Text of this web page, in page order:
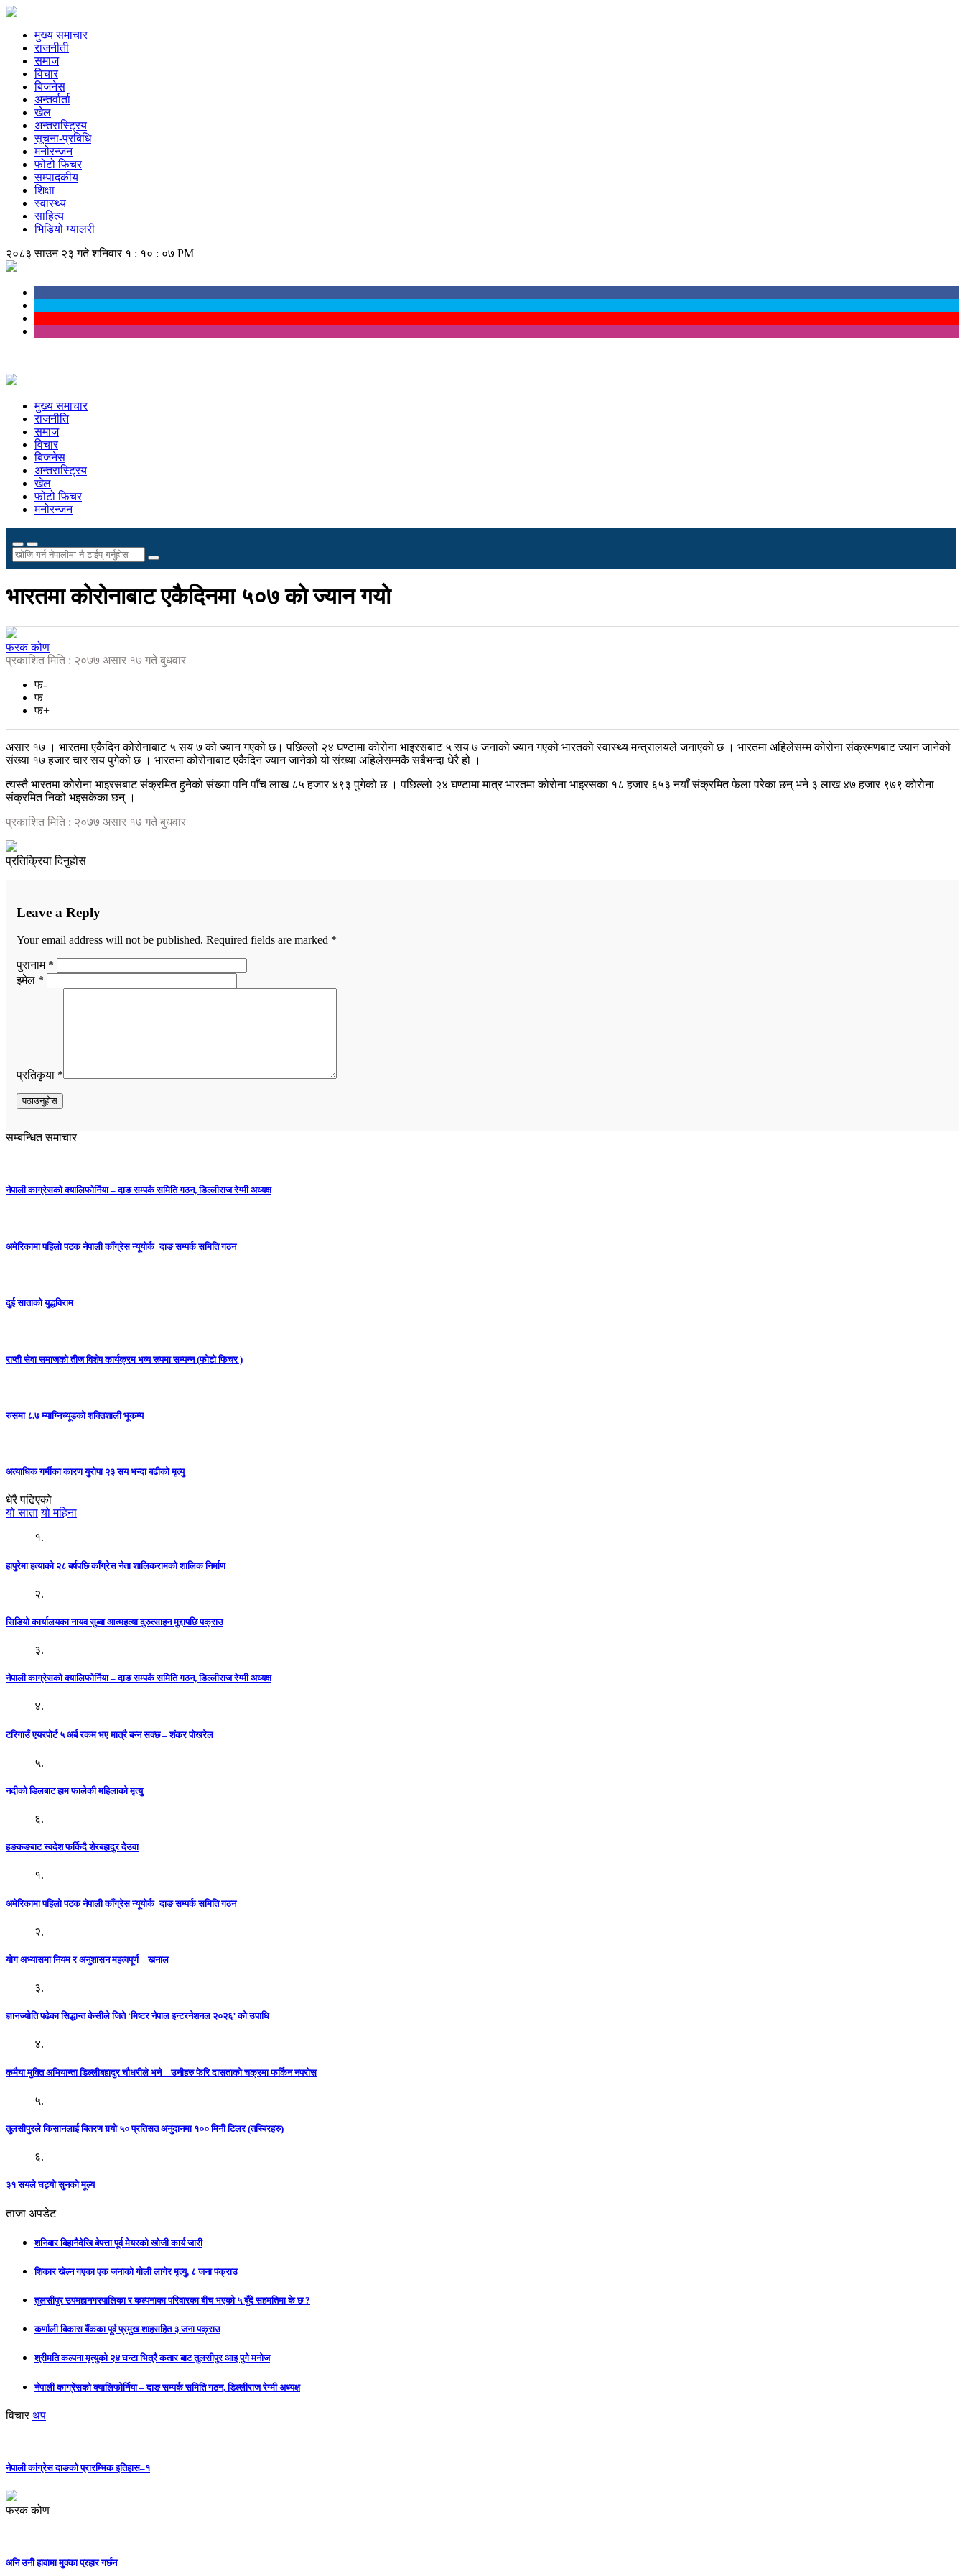
मुख्य समाचार
राजनीती
समाज
विचार
बिजनेस
अन्तर्वार्ता
खेल
अन्तरास्ट्रिय
सूचना-प्रबिधि
मनोरन्जन
फोटो फिचर
सम्पादकीय
शिक्षा
स्वास्थ्य
साहित्य
भिडियो ग्यालरी
२०८३ साउन २३ गते शनिवार १ : १० : ०७ PM
मुख्य समाचार
राजनीति
समाज
विचार
बिजनेस
अन्तरास्ट्रिय
खेल
फोटो फिचर
मनोरन्जन
भारतमा कोरोनाबाट एकैदिनमा ५०७ को ज्यान गयो
फरक कोण
प्रकाशित मिति : २०७७ असार १७ गते बुधवार
फ-
फ
फ+
असार १७ । भारतमा एकैदिन कोरोनाबाट ५ सय ७ को ज्यान गएको छ। पछिल्लो २४ घण्टामा कोरोना भाइरसबाट ५ सय ७ जनाको ज्यान गएको भारतको स्वास्थ्य मन्त्रालयले जनाएको छ । भारतमा अहिलेसम्म कोरोना संक्रमणबाट ज्यान जानेको
संख्या १७ हजार चार सय पुगेको छ । भारतमा कोरोनाबाट एकैदिन ज्यान जानेको यो संख्या अहिलेसम्मकै सबैभन्दा धेरै हो ।
त्यस्तै भारतमा कोरोना भाइरसबाट संक्रमित हुनेको संख्या पनि पाँच लाख ८५ हजार ४९३ पुगेको छ । पछिल्लो २४ घण्टामा मात्र भारतमा कोरोना भाइरसका १८ हजार ६५३ नयाँ संक्रमित फेला परेका छन् भने ३ लाख ४७ हजार ९७९ कोरोना
संक्रमित निको भइसकेका छन् ।
प्रकाशित मिति : २०७७ असार १७ गते बुधवार
प्रतिक्रिया दिनुहोस
Leave a Reply
Your email address will not be published. Required fields are marked *
पुरानाम *
इमेल *
प्रतिकृया *
सम्बन्धित समाचार
नेपाली काग्रेसको क्यालिफोर्निया – दाङ सम्पर्क समिति गठन, डिल्लीराज रेग्मी अध्यक्ष
अमेरिकामा पहिलो पटक नेपाली काँग्रेस न्यूयोर्क–दाङ सम्पर्क समिति गठन
दुई साताको युद्धविराम
राप्ती सेवा समाजको तीज विशेष कार्यक्रम भव्य रूपमा सम्पन्न (फोटो फिचर )
रुसमा ८.७ म्याग्निच्यूडको शक्तिशाली भूकम्प
अत्याधिक गर्मीका कारण युरोपा २३ सय भन्दा बढीको मृत्यु
धेरै पढिएको
यो साता यो महिना
१.
हापुरेमा हत्याको २८ बर्षपछि काँग्रेस नेता शालिकरामको शालिक निर्माण
२.
सिडियो कार्यालयका नायव सुब्बा आत्महत्या दुरुत्साहन मुद्दापछि पक्राउ
३.
नेपाली काग्रेसको क्यालिफोर्निया – दाङ सम्पर्क समिति गठन, डिल्लीराज रेग्मी अध्यक्ष
४.
टरिगाउँ एयरपोर्ट ५ अर्ब रकम भए मात्रै बन्न सक्छ – शंकर पोखरेल
५.
नदीको डिलबाट हाम फालेकी महिलाको मृत्यु
६.
हङकङबाट स्वदेश फर्किदै शेरबहादुर देउवा
१.
अमेरिकामा पहिलो पटक नेपाली काँग्रेस न्यूयोर्क–दाङ सम्पर्क समिति गठन
२.
योग अभ्यासमा नियम र अनुशासन महत्वपूर्ण – खनाल
३.
ज्ञानज्योति पढेका सिद्धान्त केसीले जिते ‘मिष्टर नेपाल इन्टरनेशनल २०२६’ को उपाधि
४.
कमैया मुक्ति अभियान्ता डिल्लीबहादुर चौधरीले भने – उनीहरु फेरि दासताको चक्रमा फर्किन नपरोस
५.
तुलसीपुरले किसानलाई बितरण गर्‍यो ५० प्रतिसत अनुदानमा १०० मिनी टिलर (तस्बिरहरु)
६.
३१ सयले घट्यो सुनको मूल्य
ताजा अपडेट
शनिबार बिहानैदेखि बेपत्ता पूर्व मेयरको खोजी कार्य जारी
शिकार खेल्न गएका एक जनाको गोली लागेर मृत्यु, ८ जना पक्राउ
तुलसीपुर उपमहानगरपालिका र कल्पनाका परिवारका बीच भएको ५ बुँदे सहमतिमा के छ ?
कर्णाली बिकास बैंकका पूर्व प्रमुख शाहसहित ३ जना पक्राउ
श्रीमति कल्पना मृत्युको २४ घन्टा भित्रै कतार बाट तुलसीपुर आइ पुगे मनोज
नेपाली काग्रेसको क्यालिफोर्निया – दाङ सम्पर्क समिति गठन, डिल्लीराज रेग्मी अध्यक्ष
विचार थप
नेपाली कांग्रेस दाङको प्रारम्भिक इतिहास–१
फरक कोण
अनि उनी हावामा मुक्का प्रहार गर्छन